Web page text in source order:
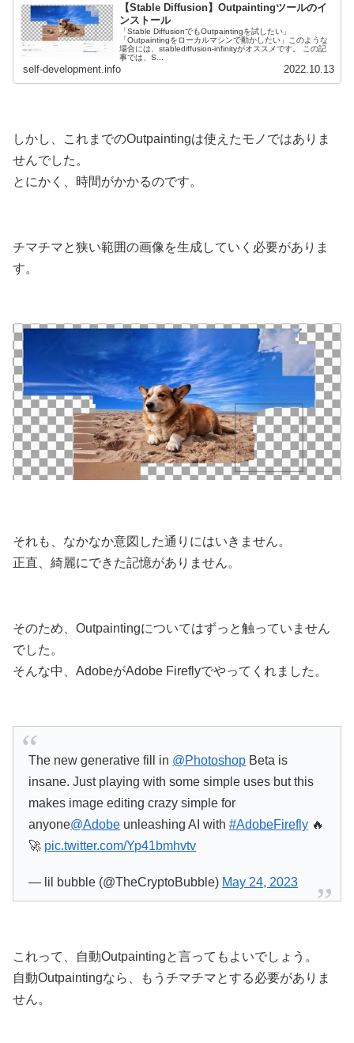
【Stable Diffusion】Outpaintingツールのイ
ンストール
「Stable DiffusionでもOutpaintingを試したい」
「Outpaintingをローカルマシンで動かしたい」このような
場合には、stablediffusion-infinityがオススメです。 この記
事では、S...
self-development.info 2022.10.13
しかし、これまでのOutpaintingは使えたモノではありま
せんでした。
とにかく、時間がかかるのです。
チマチマと狭い範囲の画像を生成していく必要がありま
す。
それも、なかなか意図した通りにはいきません。
正直、綺麗にできた記憶がありません。
そのため、Outpaintingについてはずっと触っていません
でした。
そんな中、AdobeがAdobe Fireflyでやってくれました。
The new generative fill in @Photoshop Beta is
insane. Just playing with some simple uses but this
makes image editing crazy simple for
anyone@Adobe unleashing AI with#AdobeFirefly 🔥
🚀 pic.twitter.com/Yp41bmhvtv
— lil bubble (@TheCryptoBubble) May 24, 2023
これって、自動Outpaintingと言ってもよいでしょう。
自動Outpaintingなら、もうチマチマとする必要がありま
せん。